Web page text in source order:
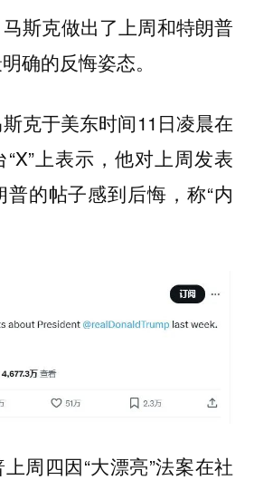
斯克做出了上周和特朗普
确的反悔姿态。
克于美东时间11日凌晨在
上表示，他对上周发表
的帖子感到后悔，称“内
周四因“大漂亮”法案在社